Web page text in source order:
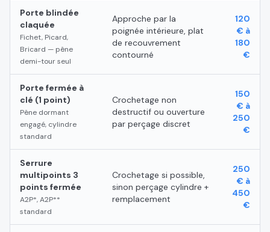
Porte blindée
claquée
Fichet, Picard,
Bricard — pêne
demi-tour seul
Approche par la
poignée intérieure, plat
de recouvrement
contourné
120
€ à
180
€
Porte fermée à
clé (1 point)
Pêne dormant
engagé, cylindre
standard
Crochetage non
destructif ou ouverture
par perçage discret
150
€ à
250
€
Serrure
multipoints 3
points fermée
A2P*, A2P**
standard
Crochetage si possible,
sinon perçage cylindre +
remplacement
250
€ à
450
€